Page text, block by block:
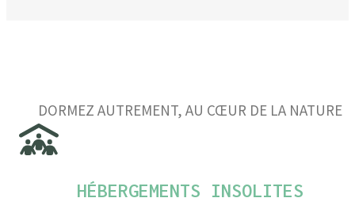
DORMEZ AUTREMENT, AU CŒUR DE LA NATURE
HÉBERGEMENTS INSOLITES